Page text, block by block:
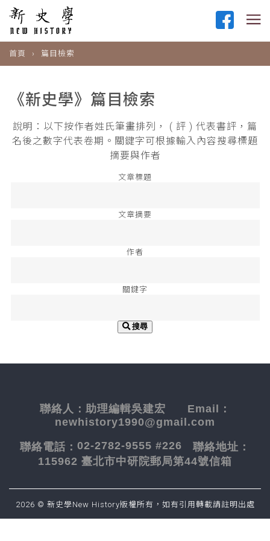
首頁 篇目檢索
《新史學》篇目檢索
說明：以下按作者姓氏筆畫排列， ( 評 ) 代表書評，篇
名後之數字代表卷期。關鍵字可根據輸入內容搜尋標題
摘要與作者
文章標題
文章摘要
作者
關鍵字
搜尋
聯絡人： 助理編輯吳建宏 Email：
newhistory1990@gmail.com
聯絡電話： 02-2782-9555 #226 聯絡地址：
115962 臺北市中研院郵局第44號信箱
2026 © 新史學New History版權所有，如有引用轉載請註明出處